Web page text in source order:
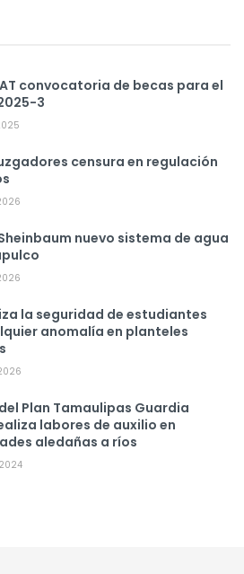
convocatoria de becas para el
3
censura en regulación
nuevo sistema de agua
la seguridad de estudiantes
anomalía en planteles
Plan Tamaulipas Guardia
labores de auxilio en
aledañas a ríos